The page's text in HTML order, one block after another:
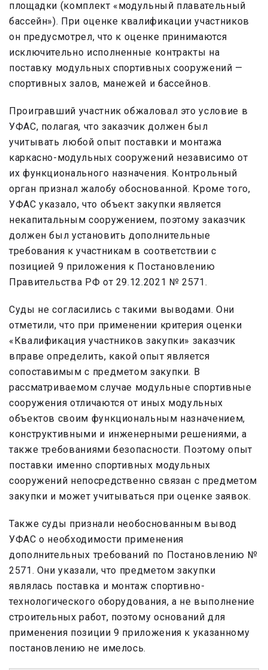
площадки (комплект «модульный плавательный
бассейн»). При оценке квалификации участников
он предусмотрел, что к оценке принимаются
исключительно исполненные контракты на
поставку модульных спортивных сооружений —
спортивных залов, манежей и бассейнов.
Проигравший участник обжаловал это условие в
УФАС, полагая, что заказчик должен был
учитывать любой опыт поставки и монтажа
каркасно-модульных сооружений независимо от
их функционального назначения. Контрольный
орган признал жалобу обоснованной. Кроме того,
УФАС указало, что объект закупки является
некапитальным сооружением, поэтому заказчик
должен был установить дополнительные
требования к участникам в соответствии с
позицией 9 приложения к Постановлению
Правительства РФ от 29.12.2021 № 2571.
Суды не согласились с такими выводами. Они
отметили, что при применении критерия оценки
«Квалификация участников закупки» заказчик
вправе определить, какой опыт является
сопоставимым с предметом закупки. В
рассматриваемом случае модульные спортивные
сооружения отличаются от иных модульных
объектов своим функциональным назначением,
конструктивными и инженерными решениями, а
также требованиями безопасности. Поэтому опыт
поставки именно спортивных модульных
сооружений непосредственно связан с предметом
закупки и может учитываться при оценке заявок.
Также суды признали необоснованным вывод
УФАС о необходимости применения
дополнительных требований по Постановлению №
2571. Они указали, что предметом закупки
являлась поставка и монтаж спортивно-
технологического оборудования, а не выполнение
строительных работ, поэтому оснований для
применения позиции 9 приложения к указанному
постановлению не имелось.